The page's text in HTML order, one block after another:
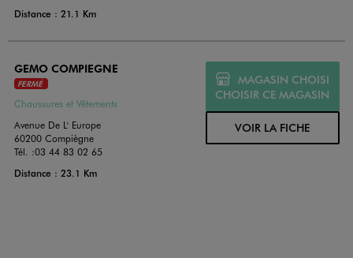
Distance : 21.1 Km
GEMO COMPIEGNE
FERMÉ
Chaussures et Vêtements
Avenue De L' Europe
60200 Compiègne
Tél. :03 44 83 02 65
Distance : 23.1 Km
MAGASIN CHOISI
CHOISIR CE MAGASIN
VOIR LA FICHE